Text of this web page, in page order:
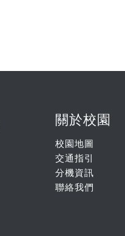
關於校園
校園地圖
交通指引
分機資訊
聯絡我們